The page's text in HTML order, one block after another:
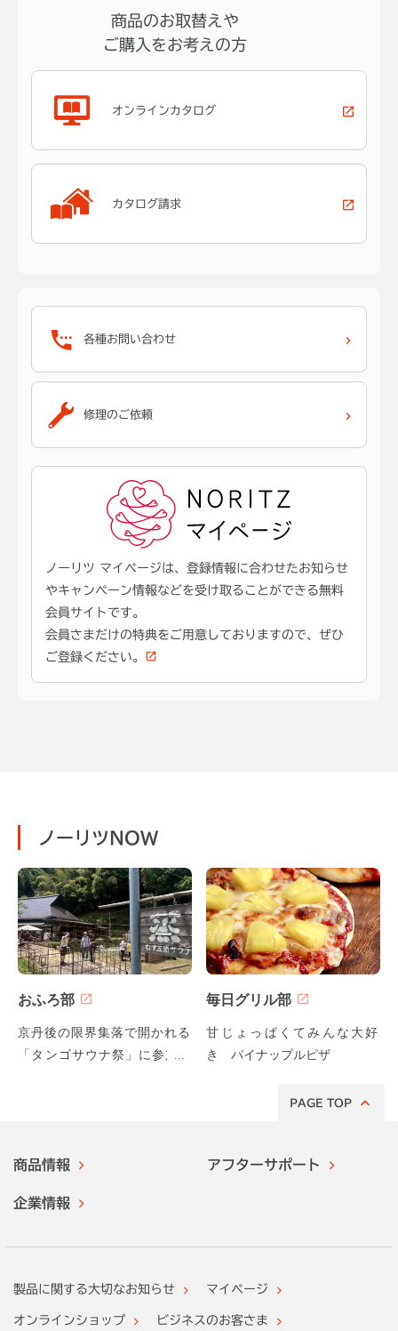
商品のお取替えや
ご購入をお考えの方
オンラインカタログ
カタログ請求
各種お問い合わせ
修理のご依頼
ノーリツ マイページは、登録情報に合わせたお知らせ
やキャンペーン情報などを受け取ることができる無料
会員サイトです。
会員さまだけの特典をご用意しておりますので、ぜひ
ご登録ください。
ノーリツNOW
おふろ部
京丹後の限界集落で開かれる
「タンゴサウナ祭」に参加し
毎日グリル部
甘じょっぱくてみんな大好
き パイナップルピザ
PAGE TOP
商品情報 アフターサポート
企業情報
製品に関する大切なお知らせ マイページ
オンラインショップ ビジネスのお客さま